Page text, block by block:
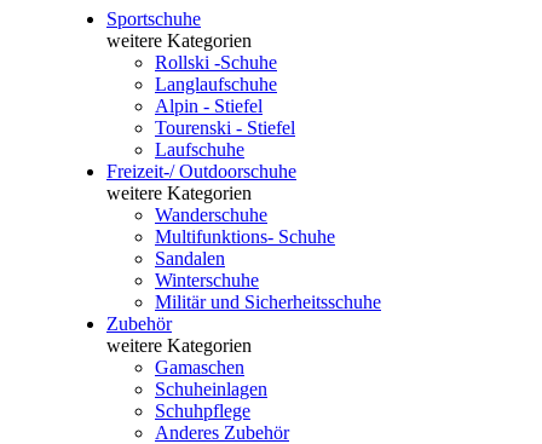
Sportschuhe
weitere Kategorien
Rollski -Schuhe
Langlaufschuhe
Alpin - Stiefel
Tourenski - Stiefel
Laufschuhe
Freizeit-/ Outdoorschuhe
weitere Kategorien
Wanderschuhe
Multifunktions- Schuhe
Sandalen
Winterschuhe
Militär und Sicherheitsschuhe
Zubehör
weitere Kategorien
Gamaschen
Schuheinlagen
Schuhpflege
Anderes Zubehör